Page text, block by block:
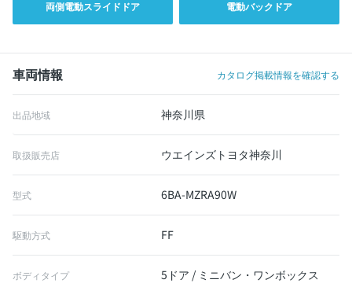
両側電動スライドドア 電動バックドア
車両情報 カタログ掲載情報を確認する
出品地域 神奈川県
取扱販売店 ウエインズトヨタ神奈川
型式 6BA-MZRA90W
駆動方式 FF
ボディタイプ 5ドア / ミニバン・ワンボックス